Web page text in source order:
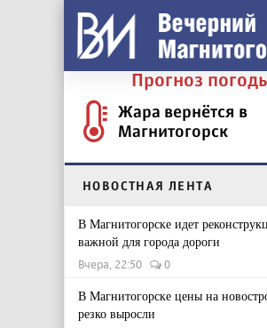
Прогноз
Жара вернётся в
Магнитогорск
НОВОСТНАЯ ЛЕНТА
В Магнитогорске идет
важной для города дороги
Вчера, 22:50 0
В Магнитогорске цены на
резко выросли